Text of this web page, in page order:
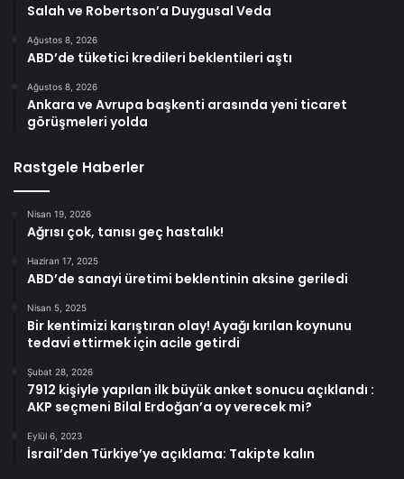
Salah ve Robertson’a Duygusal Veda
Ağustos 8, 2026
ABD’de tüketici kredileri beklentileri aştı
Ağustos 8, 2026
Ankara ve Avrupa başkenti arasında yeni ticaret
görüşmeleri yolda
Rastgele Haberler
Nisan 19, 2026
Ağrısı çok, tanısı geç hastalık!
Haziran 17, 2025
ABD’de sanayi üretimi beklentinin aksine geriledi
Nisan 5, 2025
Bir kentimizi karıştıran olay! Ayağı kırılan koynunu
tedavi ettirmek için acile getirdi
Şubat 28, 2026
7912 kişiyle yapılan ilk büyük anket sonucu açıklandı :
AKP seçmeni Bilal Erdoğan’a oy verecek mi?
Eylül 6, 2023
İsrail’den Türkiye’ye açıklama: Takipte kalın